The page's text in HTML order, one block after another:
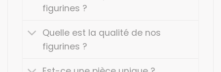
figurines ?
Quelle est la qualité de nos
figurines ?